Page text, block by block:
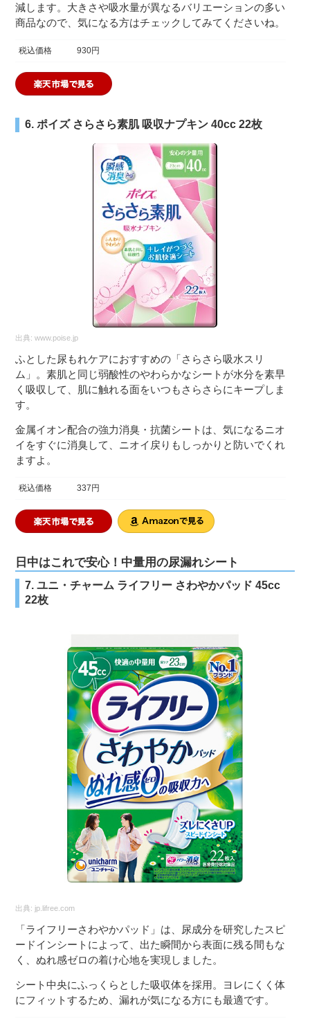
減します。大きさや吸水量が異なるバリエーションの多い
商品なので、気になる方はチェックしてみてくださいね。
税込価格 930円
6. ポイズ さらさら素肌 吸収ナプキン 40cc 22枚
出典:www.poise.jp
ふとした尿もれケアにおすすめの「さらさら吸水スリ
ム」。素肌と同じ弱酸性のやわらかなシートが水分を素早
く吸収して、肌に触れる面をいつもさらさらにキープしま
す。
金属イオン配合の強力消臭・抗菌シートは、気になるニオ
イをすぐに消臭して、ニオイ戻りもしっかりと防いでくれ
ますよ。
税込価格 337円
日中はこれで安心！中量用の尿漏れシート
7. ユニ・チャーム ライフリー さわやかパッド 45cc
22枚
出典: jp.lifree.com
「ライフリーさわやかパッド」は、尿成分を研究したスピ
ードインシートによって、出た瞬間から表面に残る間もな
く、ぬれ感ゼロの着け心地を実現しました。
シート中央にふっくらとした吸収体を採用。ヨレにくく体
にフィットするため、漏れが気になる方にも最適です。